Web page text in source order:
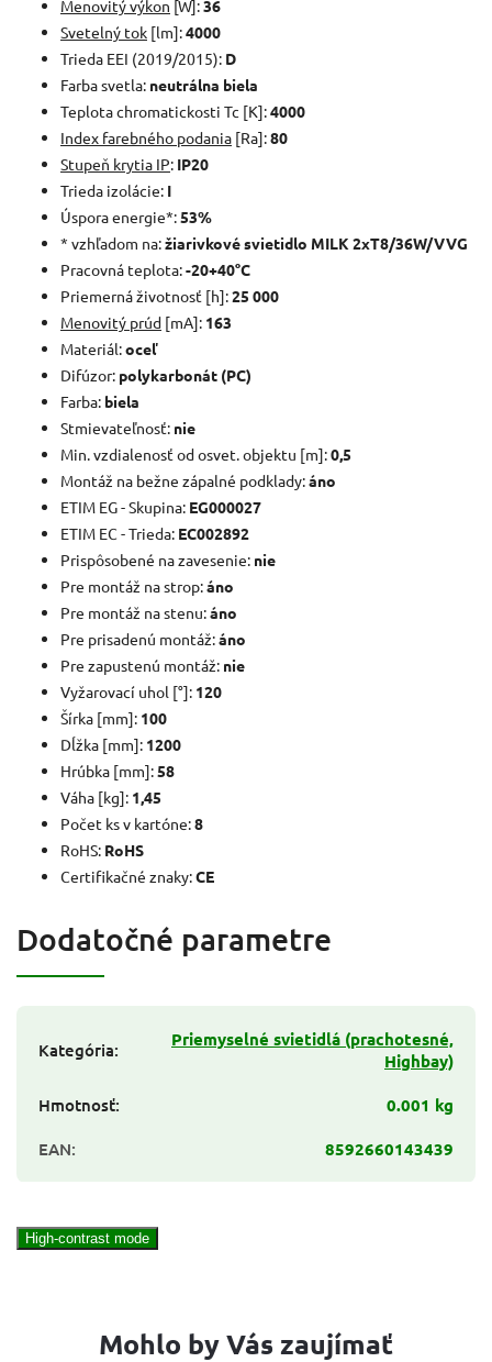
Menovitý výkon [W]:36
Svetelný tok [lm]:4000
Trieda EEI (2019/2015): D
Farba svetla: neutrálna biela
Teplota chromatickosti Tc [K]:4000
Index farebného podania [Ra]:80
Stupeň krytia IP: IP20
Trieda izolácie: I
Úspora energie*: 53%
* vzhľadom na:žiarivkové svietidlo MILK 2xT8/36W/VVG
Pracovná teplota:-20+40°C
Priemerná životnosť [h]:25 000
Menovitý prúd [mA]: 163
Materiál:oceľ
Difúzor: polykarbonát (PC)
Farba: biela
Stmievateľnosť: nie
Min. vzdialenosť od osvet. objektu [m]:0,5
Montáž na bežne zápalné podklady:áno
ETIM EG - Skupina: EG000027
ETIM EC - Trieda: EC002892
Prispôsobené na zavesenie: nie
Pre montáž na strop:áno
Pre montáž na stenu:áno
Pre prisadenú montáž:áno
Pre zapustenú montáž: nie
Vyžarovací uhol [°]: 120
Šírka [mm]: 100
Dĺžka [mm]: 1200
Hrúbka [mm]: 58
Váha [kg]: 1,45
Počet ks v kartóne:8
RoHS: RoHS
Certifikačné znaky:CE
Dodatočné parametre
Kategória:
Priemyselné svietidlá (prachotesné,
Highbay)
Hmotnosť:
0.001 kg
EAN: 8592660143439
High-contrast mode
Mohlo by Vás zaujímať